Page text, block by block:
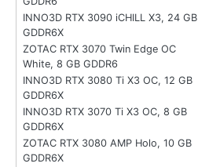
INNO3D RTX 3090 iCHILL X3, 24 GB
GDDR6X
ZOTAC RTX 3070 Twin Edge OC
White, 8 GB GDDR6
INNO3D RTX 3080 Ti X3 OC, 12 GB
GDDR6X
INNO3D RTX 3070 Ti X3 OC, 8 GB
GDDR6X
ZOTAC RTX 3080 AMP Holo, 10 GB
GDDR6X